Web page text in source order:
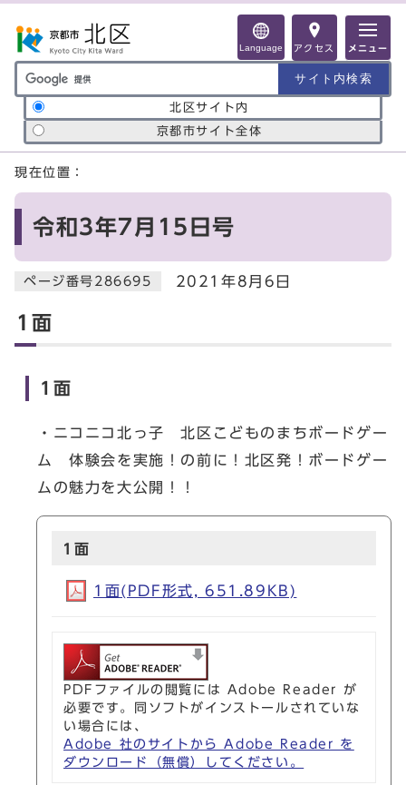
Language アクセス メニュー
サイト内検索の範囲
北区サイト内
京都市サイト全体
ここから本文です
現在位置：
令和3年7月15日号
ページ番号286695 2021年8月6日
1面
1面
・ニコニコ北っ子 北区こどものまちボードゲー
ム 体験会を実施！の前に！北区発！ボードゲー
ムの魅力を大公開！！
1面
1面(PDF形式, 651.89KB)
PDFファイルの閲覧には Adobe Reader が
必要です。同ソフトがインストールされていな
い場合には、
Adobe 社のサイトから Adobe Reader を
ダウンロード（無償）してください。